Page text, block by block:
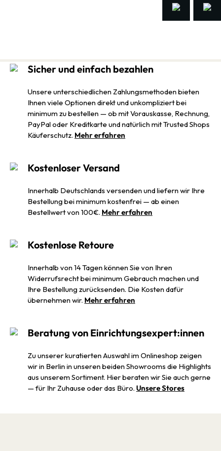
Sicher und einfach bezahlen
Unsere unterschiedlichen Zahlungsmethoden bieten
Ihnen viele Optionen direkt und unkompliziert bei
minimum zu bestellen — ob mit Vorauskasse, Rechnung,
PayPal oder Kreditkarte und natürlich mit Trusted Shops
Käuferschutz. Mehr erfahren
Kostenloser Versand
Innerhalb Deutschlands versenden und liefern wir Ihre
Bestellung bei minimum kostenfrei — ab einen
Bestellwert von 100€. Mehr erfahren
Kostenlose Retoure
Innerhalb von 14 Tagen können Sie von Ihren
Widerrufsrecht bei minimum Gebrauch machen und
Ihre Bestellung zurücksenden. Die Kosten dafür
übernehmen wir. Mehr erfahren
Beratung von Einrichtungsexpert:innen
Zu unserer kuratierten Auswahl im Onlineshop zeigen
wir in Berlin in unseren beiden Showrooms die Highlights
aus unserem Sortiment. Hier beraten wir Sie auch gerne
— für Ihr Zuhause oder das Büro. Unsere Stores